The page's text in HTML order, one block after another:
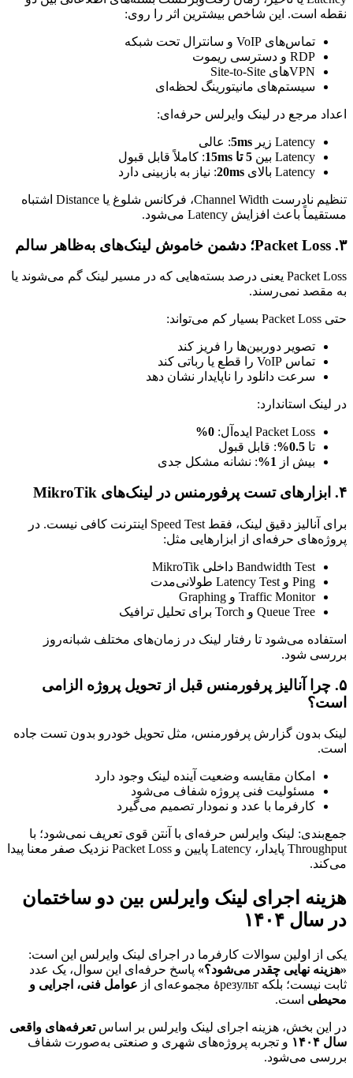
نقطه است. این شاخص بیشترین اثر را روی:
تماس‌های VoIP و سانترال تحت شبکه
RDP و دسترسی ریموت
VPNهای Site-to-Site
سیستم‌های مانیتورینگ لحظه‌ای
اعداد مرجع در لینک وایرلس حرفه‌ای:
Latency زیر 5ms: عالی
Latency بین
5 تا 15ms
: کاملاً قابل قبول
Latency بالای
20ms: نیاز به بازبینی دارد
تنظیم نادرست Channel Width، فرکانس شلوغ یا Distance اشتباه
مستقیماً باعث افزایش Latency می‌شود.
۳. Packet Loss؛ دشمن خاموش لینک‌های به‌ظاهر سالم
Packet Loss یعنی درصد بسته‌هایی که در مسیر لینک گم می‌شوند یا
به مقصد نمی‌رسند.
حتی Packet Loss بسیار کم می‌تواند:
تصویر دوربین‌ها را فریز کند
تماس VoIP را قطع یا رباتی کند
سرعت دانلود را ناپایدار نشان دهد
در لینک استاندارد:
Packet Loss ایده‌آل:
0%
تا 0.5%
: قابل قبول
بیش از 1% : نشانه مشکل جدی
۴. ابزارهای تست پرفورمنس در لینک‌های MikroTik
برای آنالیز دقیق لینک، فقط Speed Test اینترنت کافی نیست. در
پروژه‌های حرفه‌ای از ابزارهایی مثل:
Bandwidth Test داخلی MikroTik
Ping و Latency Test طولانی‌مدت
Traffic Monitor و Graphing
Queue Tree و Torch برای تحلیل ترافیک
استفاده می‌شود تا رفتار لینک در زمان‌های مختلف شبانه‌روز
بررسی شود.
۵. چرا آنالیز پرفورمنس قبل از تحویل پروژه الزامی
است؟
لینک بدون گزارش پرفورمنس، مثل تحویل خودرو بدون تست جاده
است.
امکان مقایسه وضعیت آینده لینک وجود دارد
مسئولیت فنی پروژه شفاف می‌شود
کارفرما با عدد و نمودار تصمیم می‌گیرد
جمع‌بندی: لینک وایرلس حرفه‌ای با آنتن قوی تعریف نمی‌شود؛ با
Throughput پایدار، Latency پایین و Packet Loss نزدیک صفر معنا پیدا
می‌کند.
هزینه اجرای لینک وایرلس بین دو ساختمان
در سال ۱۴۰۴
یکی از اولین سوالات کارفرما در اجرای لینک وایرلس این است:
«هزینه نهایی چقدر می‌شود؟» پاسخ حرفه‌ای این سوال، یک عدد
ثابت نیست؛ بلکه результۀ مجموعه‌ای از
عوامل فنی، اجرایی و
محیطی است.
در این بخش، هزینه اجرای لینک وایرلس بر اساستعرفه‌های واقعی
سال ۱۴۰۴
و تجربه پروژه‌های شهری و صنعتی به‌صورت شفاف
بررسی می‌شود.